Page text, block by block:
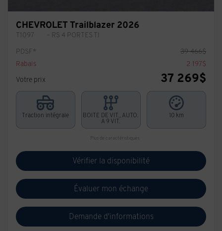
CHEVROLET Trailblazer 2026
T1097
– RS 4 PORTES TI
PDSF*
39 466$
Rabais
2 197$
Votre prix
37 269$
Traction intégrale
BOITE DE VIT., AUTO.
A 9 VIT.
10 km
Plus de caractéristiques
Vérifier la disponibilité
Évaluer mon échange
Demande d'informations